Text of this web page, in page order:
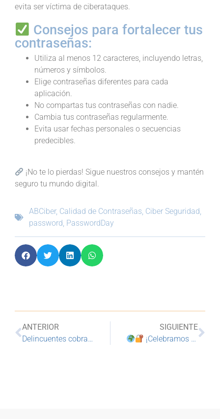
evita ser víctima de ciberataques.
Consejos para fortalecer tus
contraseñas:
Utiliza al menos 12 caracteres, incluyendo letras,
números y símbolos.
Elige contraseñas diferentes para cada
aplicación.
No compartas tus contraseñas con nadie.
Cambia tus contraseñas regularmente.
Evita usar fechas personales o secuencias
predecibles.
¡No te lo pierdas! Sigue nuestros consejos y mantén
seguro tu mundo digital.
ABCiber, Calidad de Contraseñas, Ciber Seguridad,
password, PasswordDay
ANTERIOR
Delincuentes cobran por “asesoría ágil” para que empresarios y pymes obtengan créditos en el BN
SIGUIENTE
¡Celebramos el Día Mundial de la Contraseña!